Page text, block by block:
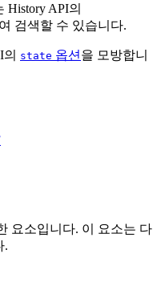
History API의
검색할 수 있습니다.
state 옵션 을 모방합니
요소입니다. 이 요소는 다
.